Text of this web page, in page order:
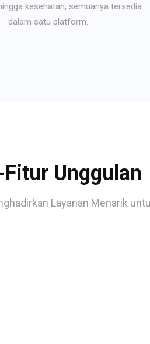
kesehatan, semuanya tersedia
dalam satu platform.
Unggulan
Layanan Menarik